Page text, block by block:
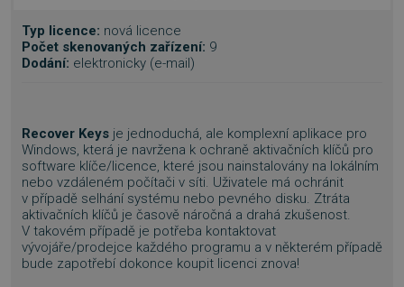
Typ licence: nová licence
Počet skenovaných zařízení: 9
Dodání: elektronicky (e-mail)
Recover Keys je jednoduchá, ale komplexní aplikace pro
Windows, která je navržena k ochraně aktivačních klíčů pro
software klíče/licence, které jsou nainstalovány na lokálním
nebo vzdáleném počítači v síti. Uživatele má ochránit
v případě selhání systému nebo pevného disku. Ztráta
aktivačních klíčů je časově náročná a drahá zkušenost.
V takovém případě je potřeba kontaktovat
vývojáře/prodejce každého programu a v některém případě
bude zapotřebí dokonce koupit licenci znova!